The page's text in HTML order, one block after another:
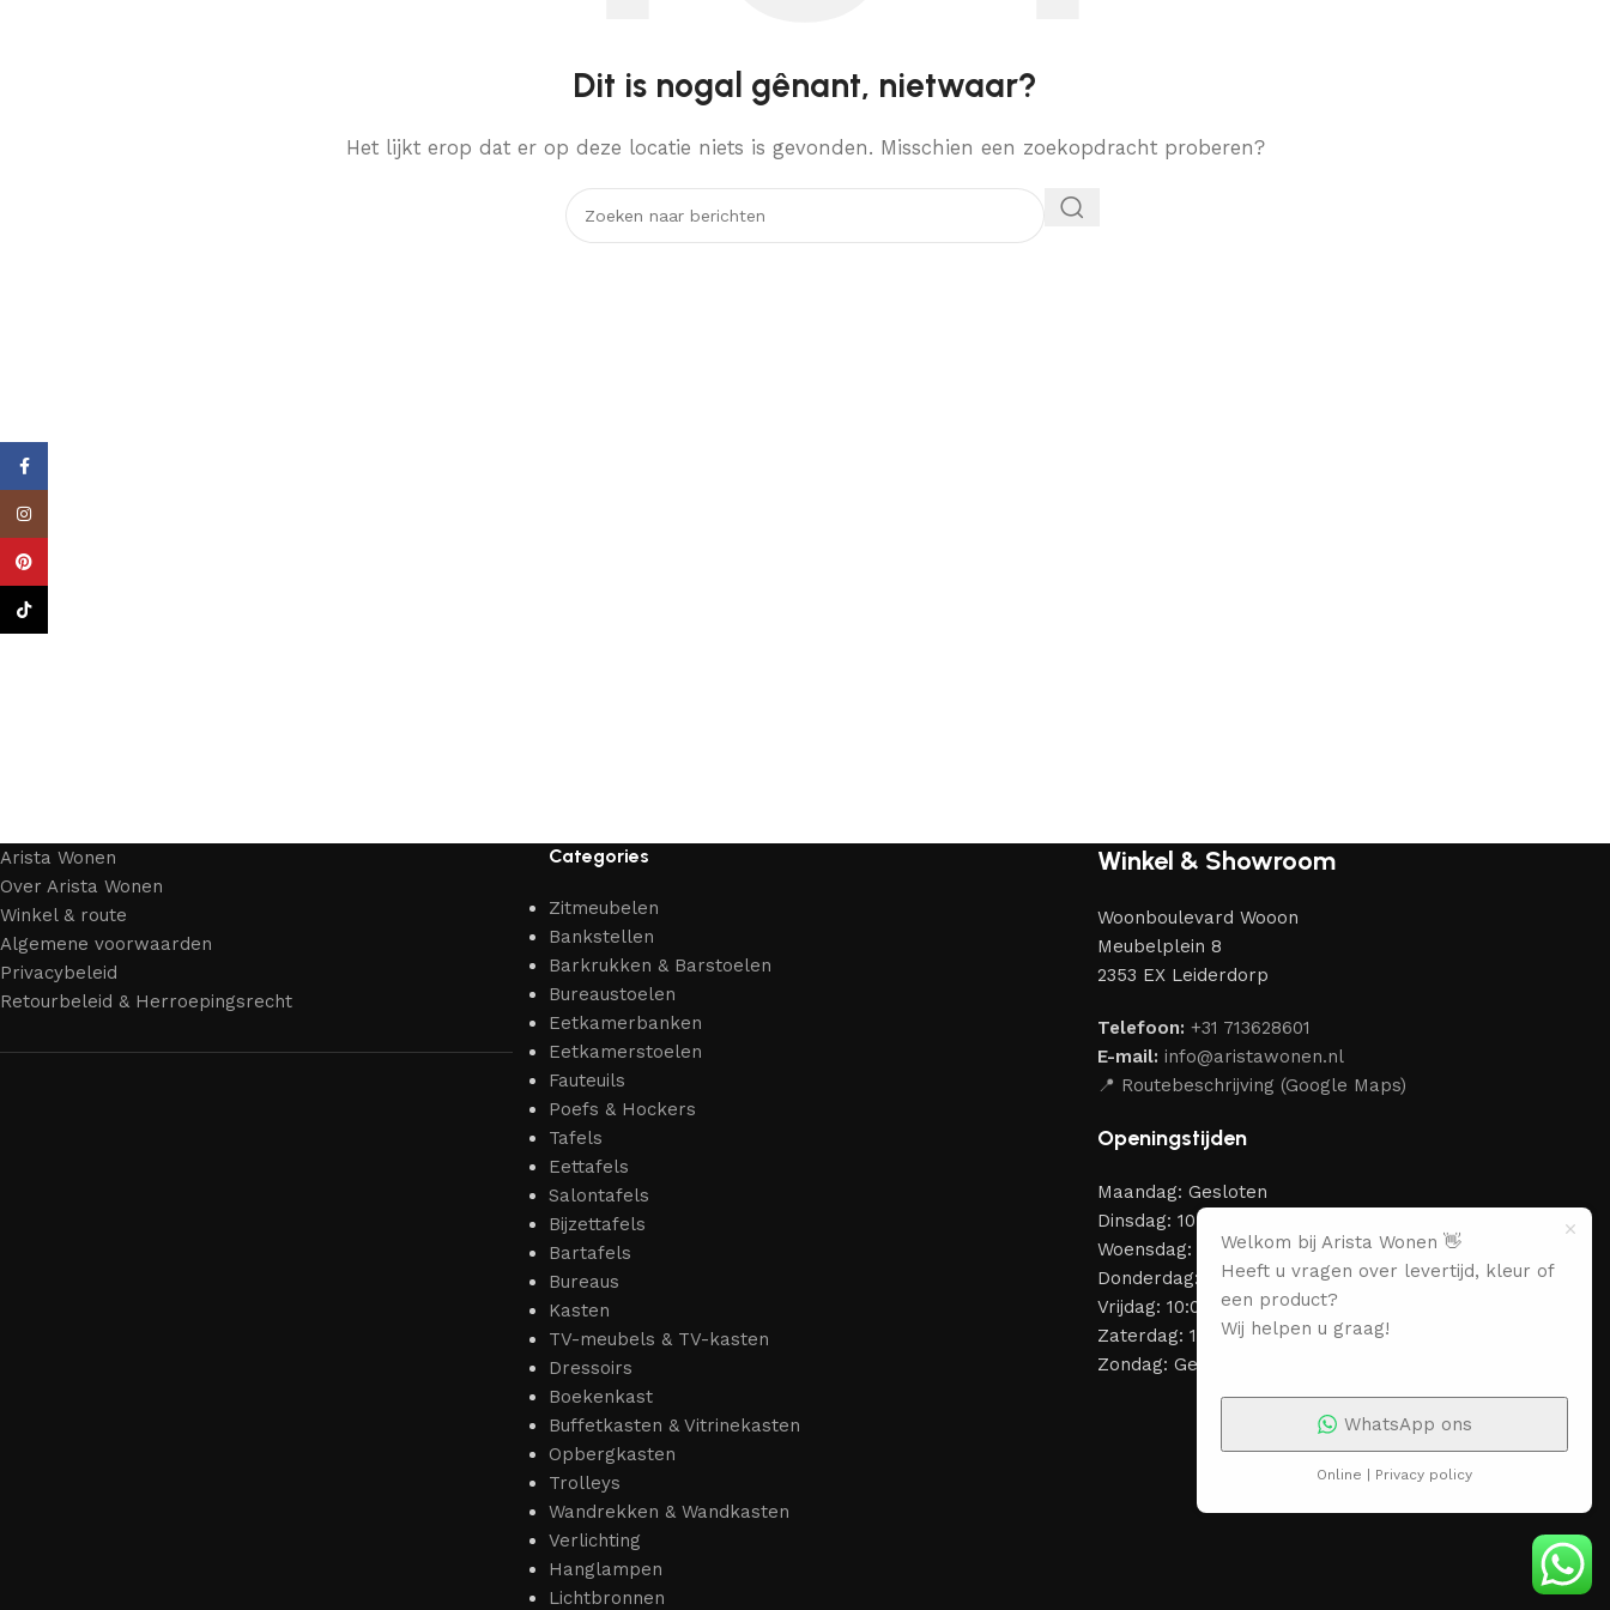
Dit is nogal gênant, nietwaar?
Het lijkt erop dat er op deze locatie niets is gevonden. Misschien een zoekopdracht proberen?
Arista Wonen
Over Arista Wonen
Winkel & route
Algemene voorwaarden
Privacybeleid
Retourbeleid & Herroepingsrecht
Categories
Zitmeubelen
Bankstellen
Barkrukken & Barstoelen
Bureaustoelen
Eetkamerbanken
Eetkamerstoelen
Fauteuils
Poefs & Hockers
Tafels
Eettafels
Salontafels
Bijzettafels
Bartafels
Bureaus
Kasten
TV-meubels & TV-kasten
Dressoirs
Boekenkast
Buffetkasten & Vitrinekasten
Opbergkasten
Trolleys
Wandrekken & Wandkasten
Verlichting
Hanglampen
Lichtbronnen
Winkel & Showroom
Woonboulevard Wooon
Meubelplein 8
2353 EX Leiderdorp
Telefoon: +31 713628601
E-mail: info@aristawonen.nl
📍 Routebeschrijving (Google Maps)
Openingstijden
Maandag: Gesloten
Dinsdag: 10:00 – 18:00
Woensdag: 10:00 – 18:00
Donderdag: 10:00 – 18:00
Vrijdag: 10:00 – 18:00
Zaterdag: 10:00 – 18:00
Zondag: Gesloten
Welkom bij Arista Wonen 👋
Heeft u vragen over levertijd, kleur of
een product?
Wij helpen u graag!
WhatsApp ons
Online | Privacy policy